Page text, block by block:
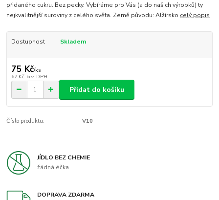
přidaného cukru. Bez pecky. Vybíráme pro Vás (a do našich výrobků) ty
nejkvalitnější suroviny z celého světa. Země původu: Alžírsko celý popis
Dostupnost Skladem
75 Kč/ks
67 Kč bez DPH
Přidat do košíku
Číslo produktu: V10
JÍDLO BEZ CHEMIE
žádná éčka
DOPRAVA ZDARMA